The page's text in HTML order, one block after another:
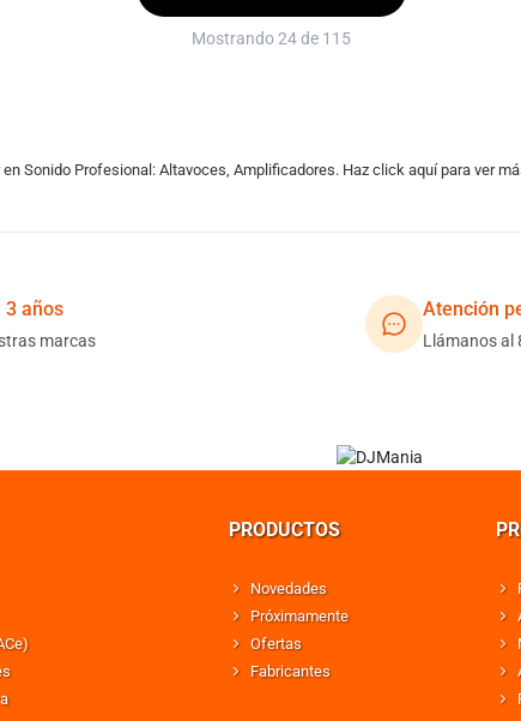
Mostrando 24 de 115
Sonido Profesional: Altavoces, Amplificadores. Haz click aquí para ver
3 años
marcas
Atención
Llámanos al
PRODUCTOS
Novedades
Próximamente
Ofertas
Fabricantes